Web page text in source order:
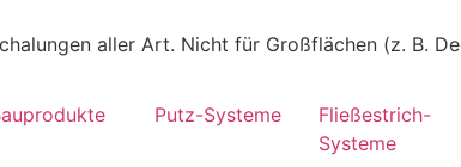
aller Art. Nicht für Großflächen (z. B.
Putz-Systeme
Fließestrich-
Systeme